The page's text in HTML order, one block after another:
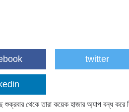
twitter
শুক্রবার থেকে তারা কয়েক হাজার অ্যাপ বন্ধ করে